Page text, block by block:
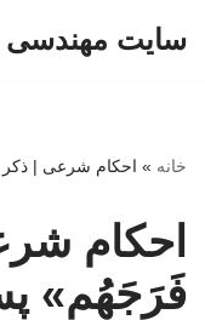
سایت مهندسی
خانه » احکام شرعی |
احکام
فَرَجَهُم»